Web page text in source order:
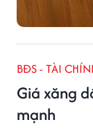
BĐS - TÀI
Giá xăng
mạnh